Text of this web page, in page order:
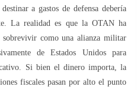
a gastos de defensa debería
La realidad es que la OTAN ha
sobrevivir como una alianza militar
de Estados Unidos para
Si bien el dinero importa, la
fiscales pasan por alto el punto